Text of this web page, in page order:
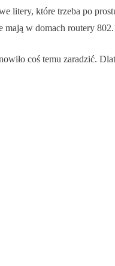
litery, które trzeba po
mają w domach routery
coś temu zaradzić.